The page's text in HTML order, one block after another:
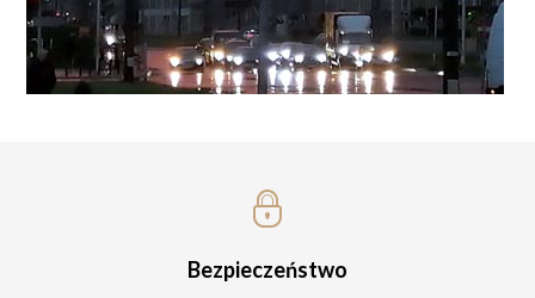
Bezpieczeństwo